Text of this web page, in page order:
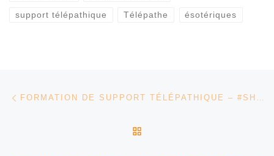
support télépathique Télépathe ésotériques
Parcourir les articles FORMATION DE SUPPORT TÉLÉPATHIQUE – #SHAFIKBENAMAR #HYPNOSE #RÉGRESSIVE #ESOTÉRIQUE